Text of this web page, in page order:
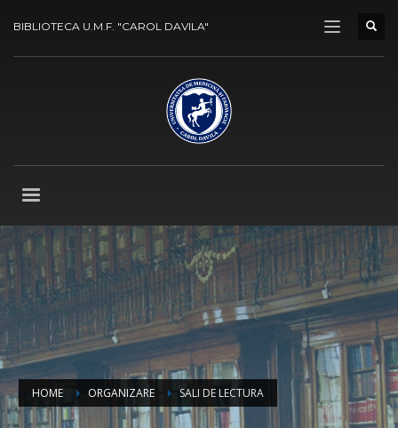
BIBLIOTECA U.M.F. "CAROL DAVILA"
HOME ORGANIZARE SALI DE LECTURA